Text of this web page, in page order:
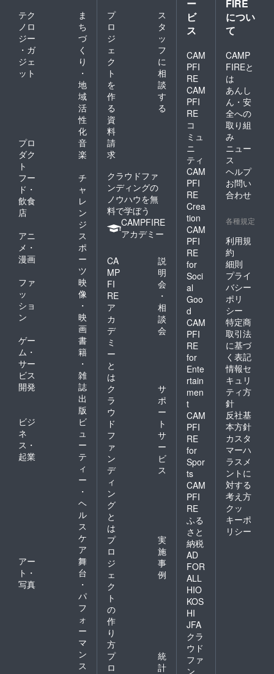
テク
ノロ
ジー
・ガ
ジェ
ット
ま
ち
づ
く
り
・
地
域
活
性
化
プロ
ダク
ト
音
楽
フー
ド・
飲食
店
チ
ャ
レ
ン
ジ
アニ
メ・
漫画
ス
ポ
ー
ツ
ファ
ッ
ショ
ン
映
像
・
映
画
ゲー
ム・
サー
ビス
開発
書
籍
・
雑
誌
出
版
ビジ
ネ
ス・
起業
ビ
ュ
ー
テ
ィ
ー
・
ヘ
ル
ス
ケ
ア
アー
ト・
写真
舞
台
・
パ
フ
ォ
ー
マ
ン
ス
プ
ロ
ジ
ェ
ク
ト
を
作
る
ス
タ
ッ
フ
に
相
談
す
る
資
料
請
求
クラウドファ
ンディングの
ノウハウを無
料で学ぼう
CAMPFIRE
アカデミー
CA
MP
FI
RE
ア
カ
デ
ミ
ー
と
は
説
明
会
・
相
談
会
ク
ラ
ウ
ド
フ
ァ
ン
デ
ィ
ン
グ
と
は
サ
ポ
ー
ト
サ
ー
ビ
ス
プ
ロ
ジ
ェ
ク
ト
の
作
り
方
実
施
事
例
プ
ロ
統
計
ー
ビ
ス
CAM
PFI
RE
CAM
PFI
RE
コ
ミュ
ニ
ティ
CAM
PFI
RE
Crea
tion
CAM
PFI
RE
for
Soci
al
Goo
d
CAM
PFI
RE
for
Ente
rtain
men
t
CAM
PFI
RE
for
Spor
ts
CAM
PFI
RE
ふる
さと
納税
AD
FOR
ALL
HIO
KOS
HI
JFA
クラ
ウド
ファ
ン
FIRE
につい
て
CAMP
FIREと
は
あんし
ん・安
全への
取り組
み
ニュー
ス
ヘルプ
お問い
合わせ
各種規定
利用規
約
細則
プライ
バシー
ポリ
シー
特定商
取引法
に基づ
く表記
情報セ
キュリ
ティ方
針
反社基
本方針
カスタ
マーハ
ラスメ
ントに
対する
考え方
クッ
キーポ
リシー